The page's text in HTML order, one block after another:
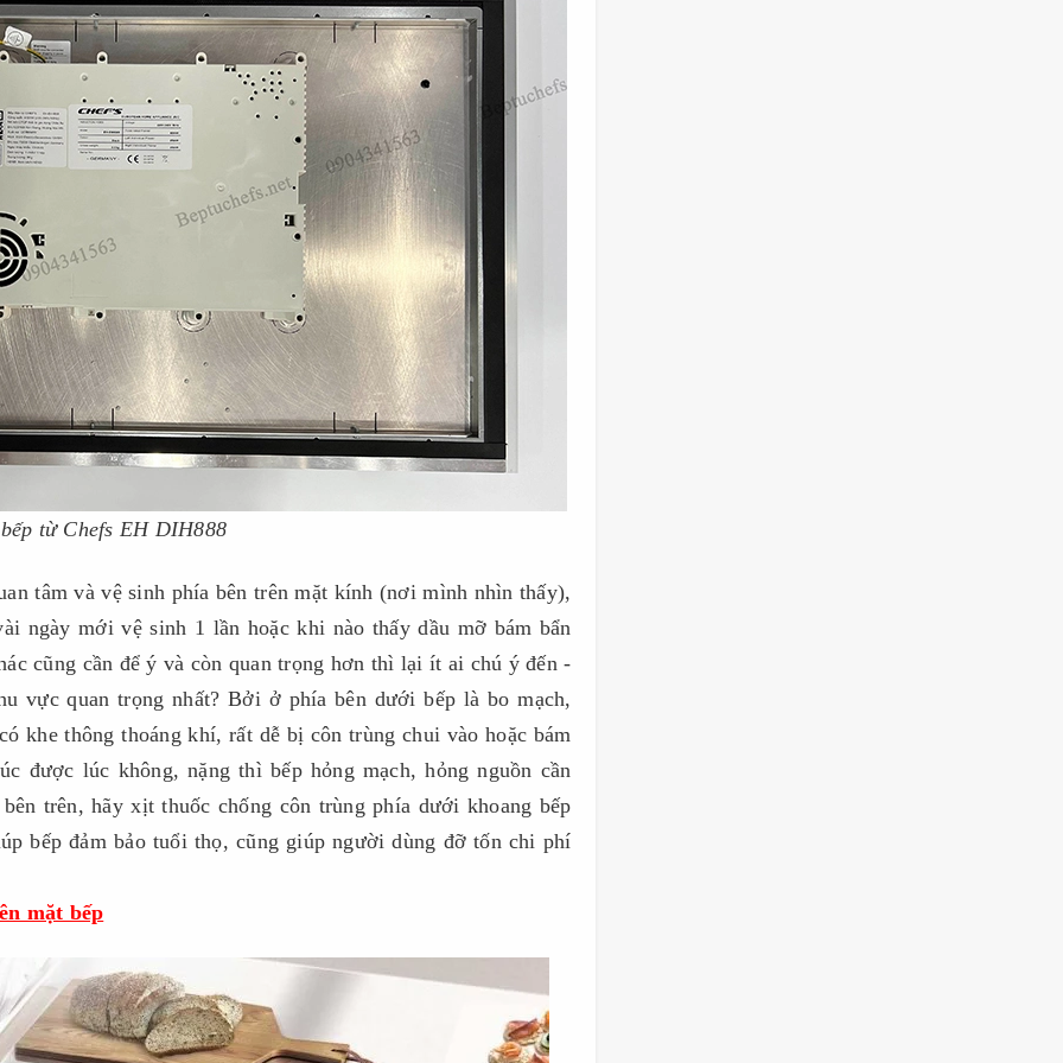
từ Chefs EH DIH888
tâm và vệ sinh phía bên trên mặt kính (nơi mình nhìn thấy),
ngày mới vệ sinh 1 lần hoặc khi nào thấy dầu mỡ bám bẩn
cũng cần để ý và còn quan trọng hơn thì lại ít ai chú ý đến -
vực quan trọng nhất? Bởi ở phía bên dưới bếp là bo mạch,
khe thông thoáng khí, rất dễ bị côn trùng chui vào hoặc bám
được lúc không, nặng thì bếp hỏng mạch, hỏng nguồn cần
trên, hãy xịt thuốc chống côn trùng phía dưới khoang bếp
bếp đảm bảo tuổi thọ, cũng giúp người dùng đỡ tốn chi phí
mặt bếp